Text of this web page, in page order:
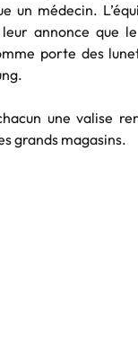
un médecin.
annonce que
porte des
une valise
grands magasins.